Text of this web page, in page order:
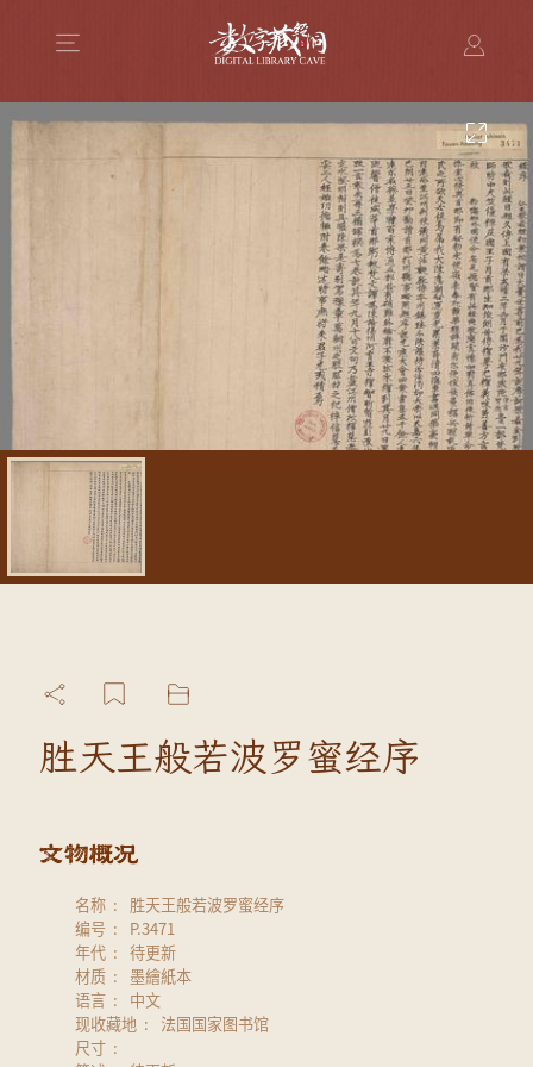
胜天王般若波罗蜜经序
名称
胜天王般若波罗蜜经序
编号
P.3471
年代
待更新
材质
墨繪紙本
语言
中文
现收藏地
法国国家图书馆
尺寸